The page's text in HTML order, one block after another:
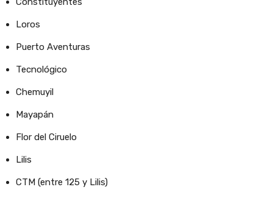
Loros
Puerto Aventuras
Tecnológico
Chemuyil
Mayapán
Flor del Ciruelo
Lilis
CTM (entre 125 y Lilis)